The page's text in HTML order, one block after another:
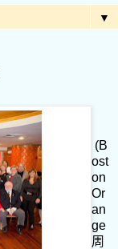
▼
(B
ost
on
Or
an
ge
周